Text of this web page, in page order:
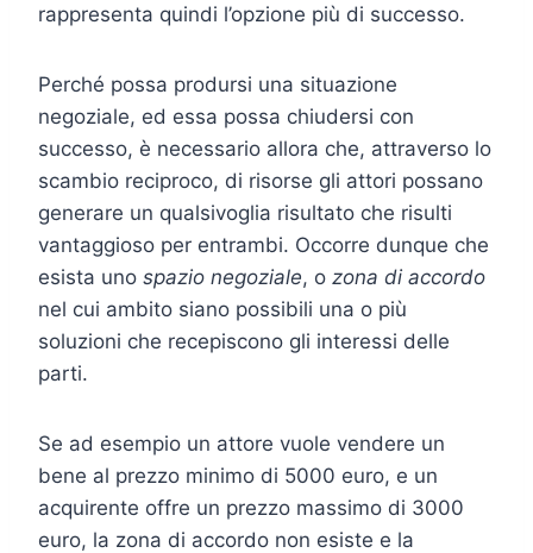
rappresenta quindi l’opzione più di successo.
Perché possa prodursi una situazione
negoziale, ed essa possa chiudersi con
successo, è necessario allora che, attraverso lo
scambio reciproco, di risorse gli attori possano
generare un qualsivoglia risultato che risulti
vantaggioso per entrambi. Occorre dunque che
esista uno spazio negoziale, o zona di accordo
nel cui ambito siano possibili una o più
soluzioni che recepiscono gli interessi delle
parti.
Se ad esempio un attore vuole vendere un
bene al prezzo minimo di 5000 euro, e un
acquirente offre un prezzo massimo di 3000
euro, la zona di accordo non esiste e la